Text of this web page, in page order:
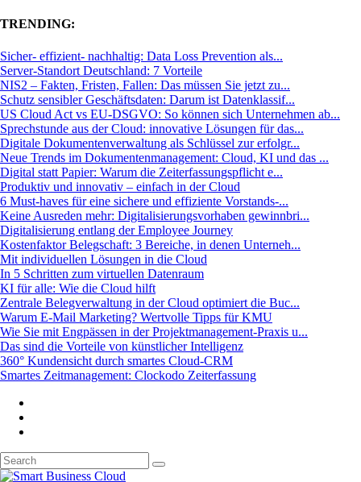
TRENDING:
Sicher- effizient- nachhaltig: Data Loss Prevention als...
Server-Standort Deutschland: 7 Vorteile
NIS2 – Fakten, Fristen, Fallen: Das müssen Sie jetzt zu...
Schutz sensibler Geschäftsdaten: Darum ist Datenklassif...
US Cloud Act vs EU-DSGVO: So können sich Unternehmen ab...
Sprechstunde aus der Cloud: innovative Lösungen für das...
Digitale Dokumentenverwaltung als Schlüssel zur erfolgr...
Neue Trends im Dokumentenmanagement: Cloud, KI und das ...
Digital statt Papier: Warum die Zeiterfassungspflicht e...
Produktiv und innovativ – einfach in der Cloud
6 Must-haves für eine sichere und effiziente Vorstands-...
Keine Ausreden mehr: Digitalisierungsvorhaben gewinnbri...
Digitalisierung entlang der Employee Journey
Kostenfaktor Belegschaft: 3 Bereiche, in denen Unterneh...
Mit individuellen Lösungen in die Cloud
In 5 Schritten zum virtuellen Datenraum
KI für alle: Wie die Cloud hilft
Zentrale Belegverwaltung in der Cloud optimiert die Buc...
Warum E-Mail Marketing? Wertvolle Tipps für KMU
Wie Sie mit Engpässen in der Projektmanagement-Praxis u...
Das sind die Vorteile von künstlicher Intelligenz
360° Kundensicht durch smartes Cloud-CRM
Smartes Zeitmanagement: Clockodo Zeiterfassung